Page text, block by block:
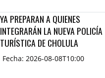
YA PREPARAN A QUIENES
INTEGRARÁN LA NUEVA POLICÍA
TURÍSTICA DE CHOLULA
Fecha: 2026-08-08T10:00